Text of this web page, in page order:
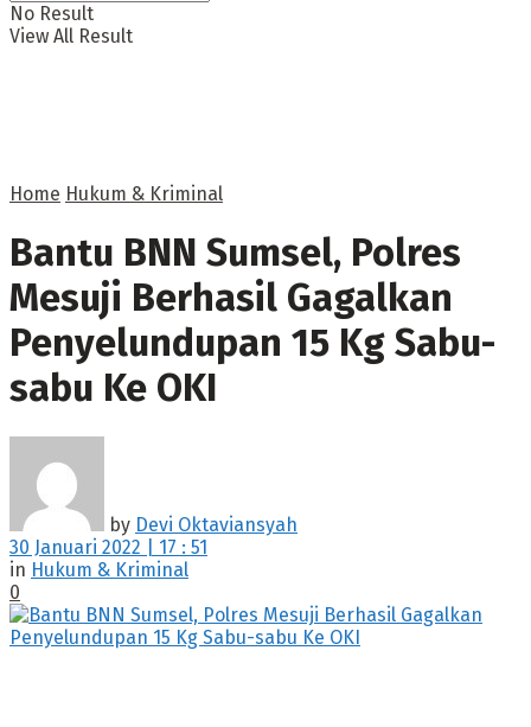
No Result
View All Result
Home Hukum & Kriminal
Bantu BNN Sumsel, Polres
Mesuji Berhasil Gagalkan
Penyelundupan 15 Kg Sabu-
sabu Ke OKI
by Devi Oktaviansyah
30 Januari 2022 | 17 : 51
in Hukum & Kriminal
0